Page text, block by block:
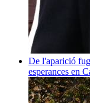
De l'aparició
esperances en